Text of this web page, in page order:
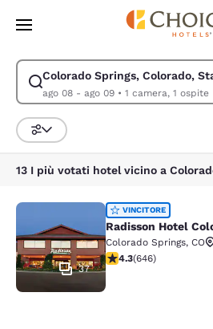
Vai A Contenuto Principale
Colorado Springs, Colorado,
ago 08 - ago 09• 1 camera, 1 ospite
Modifica la ricerca per Colorado
Ordina e filtra
Radisson Hotel
37
VINCITORE
Radisson Hotel
Colorado Springs, CO
Valutazione di 4.33
4.3(646)